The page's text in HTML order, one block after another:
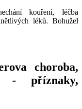
kouření, léčba
léků. Bohužel
choroba,
- příznaky,